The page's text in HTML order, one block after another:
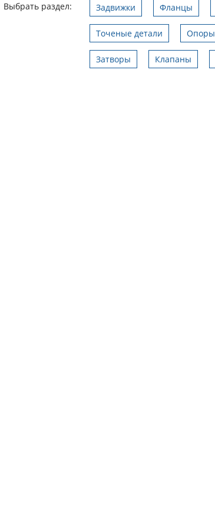
Выбрать раздел: Задвижки Фланцы
Точеные детали Опоры
Затворы Клапаны